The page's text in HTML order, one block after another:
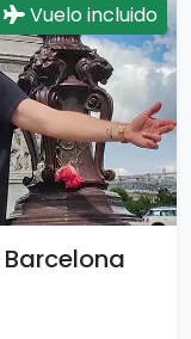
Vuelo incluido